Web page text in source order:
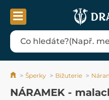
Šperky Bižuterie
NÁRAMEK -